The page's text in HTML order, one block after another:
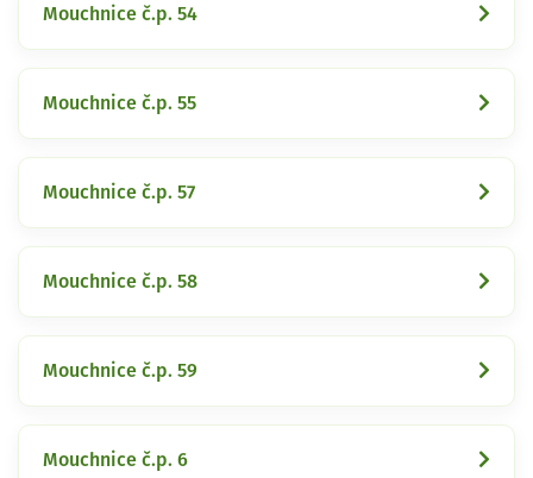
Mouchnice č.p. 54
Mouchnice č.p. 55
Mouchnice č.p. 57
Mouchnice č.p. 58
Mouchnice č.p. 59
Mouchnice č.p. 6